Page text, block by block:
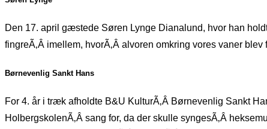
Den 17. april gæstede Søren Lynge Dianalund, hvor han holdt
fingreÃ‚Â imellem, hvorÃ‚Â alvoren omkring vores vaner
Børnevenlig Sankt Hans
For 4. år i træk afholdte B&U KulturÃ‚Â Børnevenlig Sankt
HolbergskolenÃ‚Â sang for, da der skulle syngesÃ‚Â